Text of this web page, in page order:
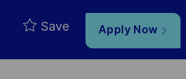
Save Apply Now